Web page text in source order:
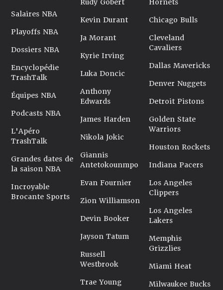
Salaires NBA
Playoffs NBA
Dossiers NBA
Encyclopédie
TrashTalk
Équipes NBA
Podcasts NBA
L'Apéro
TrashTalk
Grandes dates de
la saison NBA
Incroyable
Brocante Sports
Rudy Gobert
Kevin Durant
Ja Morant
Kyrie Irving
Luka Doncic
Anthony
Edwards
James Harden
Nikola Jokic
Giannis
Antetokounmpo
Evan Fournier
Zion Williamson
Devin Booker
Jayson Tatum
Russell
Westbrook
Trae Young
Hornets
Chicago Bulls
Cleveland
Cavaliers
Dallas Mavericks
Denver Nuggets
Detroit Pistons
Golden State
Warriors
Houston Rockets
Indiana Pacers
Los Angeles
Clippers
Los Angeles
Lakers
Memphis
Grizzlies
Miami Heat
Milwaukee Bucks